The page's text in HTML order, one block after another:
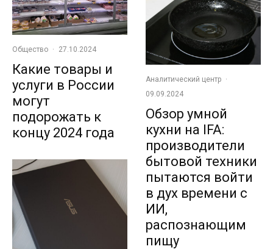
Общество · 27.10.2024
Какие товары и
услуги в России
могут
подорожать к
концу 2024 года
Аналитический центр ·
09.09.2024
Обзор умной
кухни на IFA:
производители
бытовой техники
пытаются войти
в дух времени с
ИИ,
распознающим
пищу